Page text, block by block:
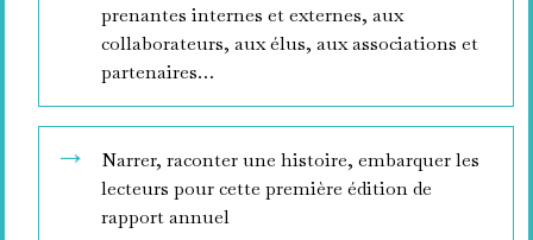
prenantes internes et externes, aux
collaborateurs, aux élus, aux associations et
partenaires…
Narrer, raconter une histoire, embarquer les
lecteurs pour cette première édition de
rapport annuel